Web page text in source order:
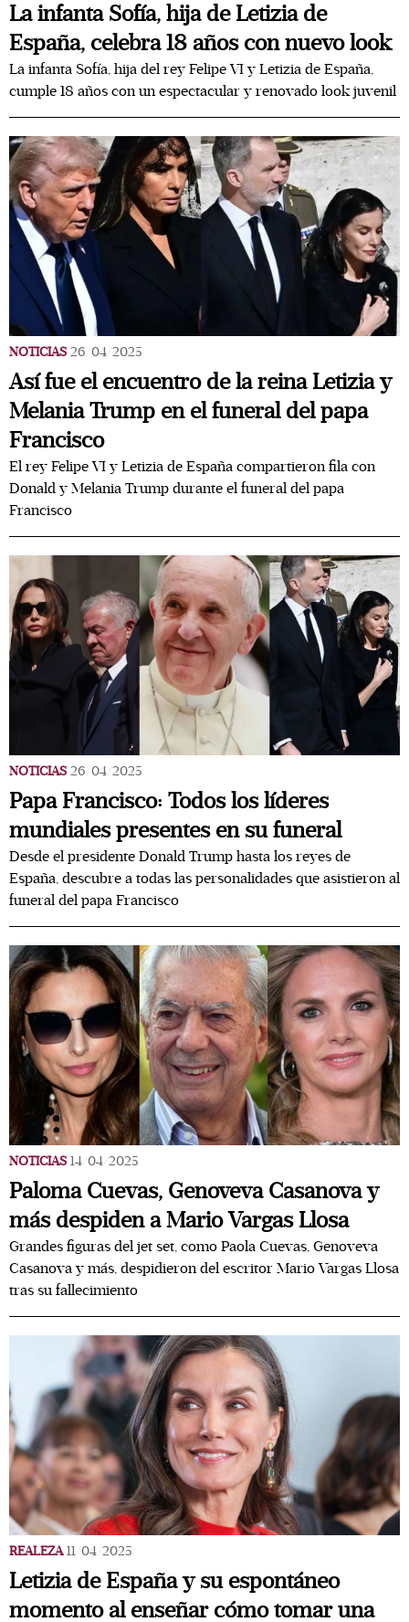
La infanta Sofía, hija de Letizia de
España, celebra 18 años con nuevo look
La infanta Sofía, hija del rey Felipe VI y Letizia de España,
cumple 18 años con un espectacular y renovado look juvenil
NOTICIAS 26/04/2025
Así fue el encuentro de la reina Letizia y
Melania Trump en el funeral del papa
Francisco
El rey Felipe VI y Letizia de España compartieron fila con
Donald y Melania Trump durante el funeral del papa
Francisco
NOTICIAS 26/04/2025
Papa Francisco: Todos los líderes
mundiales presentes en su funeral
Desde el presidente Donald Trump hasta los reyes de
España, descubre a todas las personalidades que asistieron al
funeral del papa Francisco
NOTICIAS 14/04/2025
Paloma Cuevas, Genoveva Casanova y
más despiden a Mario Vargas Llosa
Grandes figuras del jet set, como Paola Cuevas, Genoveva
Casanova y más, despidieron del escritor Mario Vargas Llosa
tras su fallecimiento
REALEZA 11/04/2025
Letizia de España y su espontáneo
momento al enseñar cómo tomar una